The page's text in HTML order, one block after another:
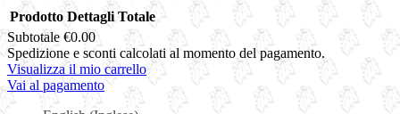
Prodotti
nel
carrello
Prodotto Dettagli Totale
Subtotale €0.00
Spedizione e sconti calcolati al momento del pagamento.
Visualizza il mio carrello
Vai al pagamento